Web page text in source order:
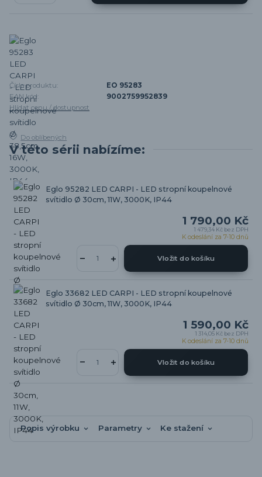
Číslo produktu:
EO 95283
EAN kód:
9002759952839
Hlídat cenu / dostupnost
Do oblíbených
V této sérii nabízíme:
Eglo 95282 LED CARPI - LED stropní koupelnové
svítidlo Ø 30cm, 11W, 3000K, IP44
1 790,00 Kč
1 479,34 Kč bez DPH
K odeslání za 7-10 dnů
Vložit do košíku
Eglo 33682 LED CARPI - LED stropní koupelnové
svítidlo Ø 30cm, 11W, 3000K, IP44
1 590,00 Kč
1 314,05 Kč bez DPH
K odeslání za 7-10 dnů
Vložit do košíku
Popis výrobku Parametry Ke stažení